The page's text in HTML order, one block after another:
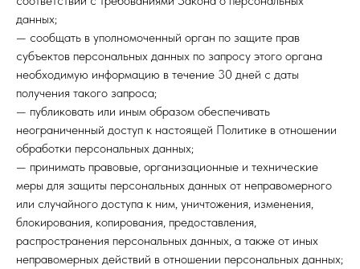
данных;
— сообщать в уполномоченный орган по защите прав
субъектов персональных данных по запросу этого органа
необходимую информацию в течение 30 дней с даты
получения такого запроса;
— публиковать или иным образом обеспечивать
неограниченный доступ к настоящей Политике в отношении
обработки персональных данных;
— принимать правовые, организационные и технические
меры для защиты персональных данных от неправомерного
или случайного доступа к ним, уничтожения, изменения,
блокирования, копирования, предоставления,
распространения персональных данных, а также от иных
неправомерных действий в отношении персональных данных;